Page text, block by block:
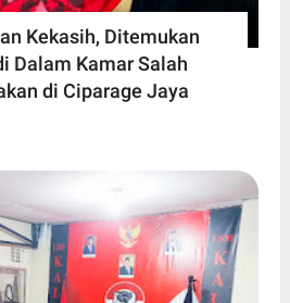
Kekasih, Ditemukan
Dalam Kamar Salah
di Ciparage Jaya